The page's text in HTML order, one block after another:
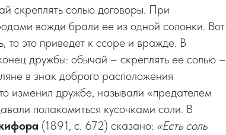
скреплять солью договоры. При
вожди брали ее из одной солонки. Вот
то это приведет к ссоре и вражде. В
дружбы: обычай – скреплять ее солью –
в знак доброго расположения
изменил дружбе, называли «предателем
полакомиться кусочками соли. В
(1891, с. 672) сказано: «Есть соль